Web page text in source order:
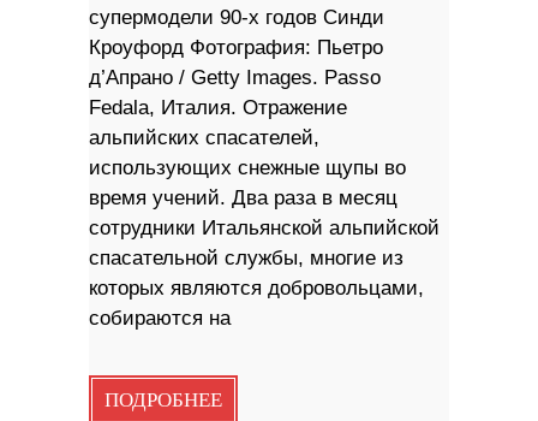
супермодели 90-х годов Синди
Кроуфорд Фотография: Пьетро
д’Апрано / Getty Images. Passo
Fedala, Италия. Отражение
альпийских спасателей,
использующих снежные щупы во
время учений. Два раза в месяц
сотрудники Итальянской альпийской
спасательной службы, многие из
которых являются добровольцами,
собираются на
ПОДРОБНЕЕ